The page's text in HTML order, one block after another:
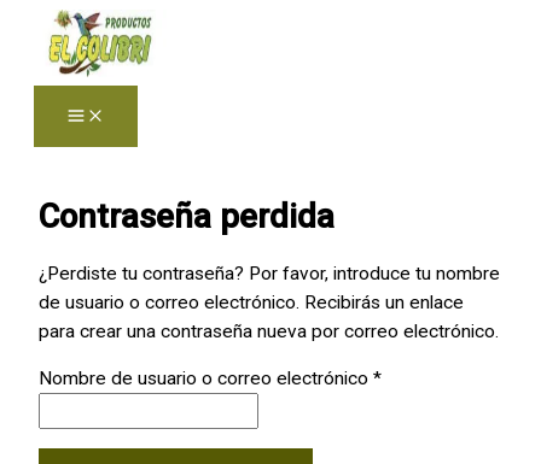
contenido
Main
Menu
Contraseña perdida
¿Perdiste tu contraseña? Por favor, introduce tu nombre
de usuario o correo electrónico. Recibirás un enlace
para crear una contraseña nueva por correo electrónico.
Nombre de usuario o correo electrónico *Obligatorio